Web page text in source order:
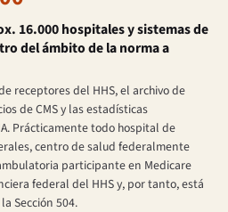
16.000 hospitales y sistemas de
del ámbito de la norma a
receptores del HHS, el archivo de
de CMS y las estadísticas
Prácticamente todo hospital de
centro de salud federalmente
participante en Medicare
federal del HHS y, por tanto, está
Sección 504.